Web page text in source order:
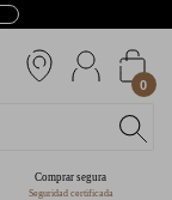
0
Comprar segura
Seguridad certificada